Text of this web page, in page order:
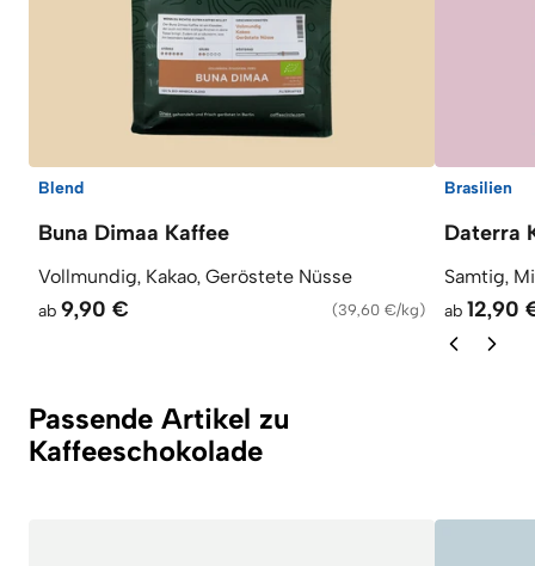
Blend
Buna Dimaa Kaffee
Vollmundig, Kakao, Geröstete Nüsse
ab 9,90 € (39,60 €/kg)
Brasilien
Daterra
Samtig,
ab 12,90
Passende Artikel zu
Kaffeeschokolade